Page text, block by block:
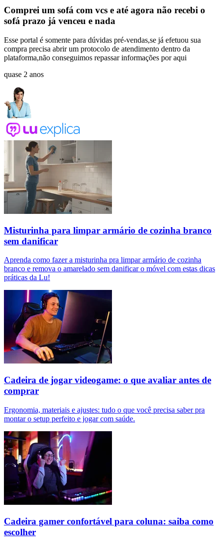
Comprei um sofá com vcs e até agora não recebi o
sofá prazo já venceu e nada
Esse portal é somente para dúvidas pré-vendas,se já efetuou sua
compra precisa abrir um protocolo de atendimento dentro da
plataforma,não conseguimos repassar informações por aqui
quase 2 anos
Misturinha para limpar armário de cozinha branco
sem danificar
Aprenda como fazer a misturinha pra limpar armário de cozinha
branco e remova o amarelado sem danificar o móvel com estas dicas
práticas da Lu!
Cadeira de jogar videogame: o que avaliar antes de
comprar
Ergonomia, materiais e ajustes: tudo o que você precisa saber pra
montar o setup perfeito e jogar com saúde.
Cadeira gamer confortável para coluna: saiba como
escolher